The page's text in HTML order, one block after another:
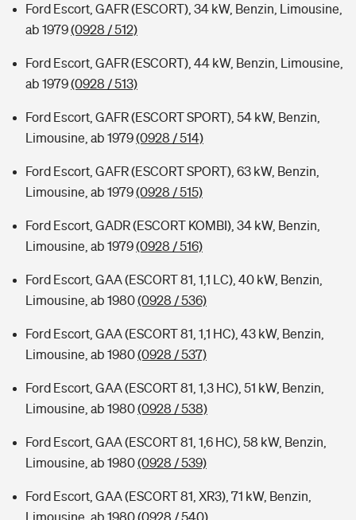
Ford Escort, GAFR (ESCORT), 34 kW, Benzin, Limousine,
ab 1979(0928 / 512)
Ford Escort, GAFR (ESCORT), 44 kW, Benzin, Limousine,
ab 1979(0928 / 513)
Ford Escort, GAFR (ESCORT SPORT), 54 kW, Benzin,
Limousine, ab 1979(0928 / 514)
Ford Escort, GAFR (ESCORT SPORT), 63 kW, Benzin,
Limousine, ab 1979(0928 / 515)
Ford Escort, GADR (ESCORT KOMBI), 34 kW, Benzin,
Limousine, ab 1979(0928 / 516)
Ford Escort, GAA (ESCORT 81, 1,1 LC), 40 kW, Benzin,
Limousine, ab 1980(0928 / 536)
Ford Escort, GAA (ESCORT 81, 1,1 HC), 43 kW, Benzin,
Limousine, ab 1980(0928 / 537)
Ford Escort, GAA (ESCORT 81, 1,3 HC), 51 kW, Benzin,
Limousine, ab 1980(0928 / 538)
Ford Escort, GAA (ESCORT 81, 1,6 HC), 58 kW, Benzin,
Limousine, ab 1980(0928 / 539)
Ford Escort, GAA (ESCORT 81, XR3), 71 kW, Benzin,
Limousine, ab 1980(0928 / 540)